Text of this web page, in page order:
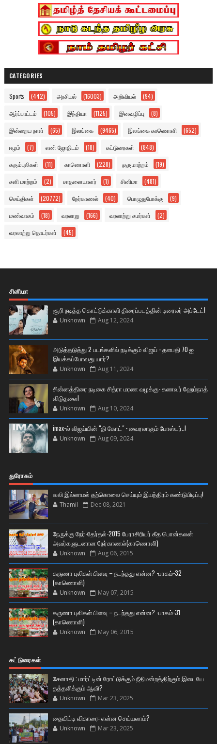
CATEGORIES
Sports (442) அரசியல் (16003) அறிவியல் (94)
ஆர்ப்பாட்டம் (105) இந்தியா (1125) இனவழிப்பு (8)
இன்றைய நாள் (65) இலங்கை (9465) இலங்கை காணொளி (652)
ஈழம் (7) எண் ஜோதிடம் (18) கட்டுரைகள் (848)
கரும்புலிகள் (11) காணொளி (228) குருமாற்றம் (19)
சனி மாற்றம் (2) சாதனையாளர் (1) சினிமா (481)
செய்திகள் (20772) நேர்காணல் (40) பொழுதுபோக்கு (9)
மண்வாசம் (18) வரலாறு (166) வரலாற்று சமர்கள் (2)
வரலாற்று தொடர்கள் (45)
சினிமா
சூரி நடித்த கொட்டுக்காளி திரைப்படத்தின் டிரைலர் அப்டேட்!
Unknown Aug 12, 2024
அடுத்தடுத்து 2 படங்களில் நடிக்கும் விஜய் - தளபதி 70 ஐ
இயக்கப்போவது யார்?
Unknown Aug 11, 2024
சின்னத்திரை நடிகை சித்ரா மரண வழக்கு- கணவர் ஹேம்நாத்
விடுதலை!
Unknown Aug 10, 2024
imax-ல் விஜய்யின் "தி கோட்" - வைரலாகும் போஸ்டர்..!
Unknown Aug 09, 2024
துரோகம்
வலி இல்லாமல் தற்கொலை செய்யும் இயந்திரம் கண்டுபிடிப்பு!
Thamil Dec 08, 2021
நேருக்கு நேர்-தேர்தல்-2015 பேராசிரியர் கீத பொன்கலன்
அவர்களுடனான நேர்காணல்(காணொளி)
Unknown Aug 06, 2015
கருணா புலிகள் பிளவு – நடந்தது என்ன? -பாகம்-32
(காணொளி)
Unknown May 07, 2015
கருணா புலிகள் பிளவு – நடந்தது என்ன? -பாகம்-31
(காணொளி)
Unknown May 06, 2015
கட்டுரைகள்
சேனாதி : மார்ட்டின் ரோட்டுக்கும் நீதிமன்றத்திற்கும் இடையே
தத்தளிக்கும் ஆவி?
Unknown Mar 23, 2025
தையிட்டி விகாரை: என்ன செய்யலாம்?
Unknown Mar 23, 2025